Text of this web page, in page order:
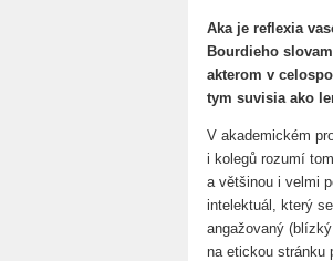
Aka je reflexia
Bourdieho
akterom v
tym suvisia ako
V akademickém
i kolegů rozumí
a většinou i velmi
intelektuál, který
angažovaný
na etickou stránku